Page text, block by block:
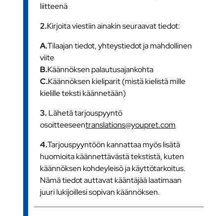
liitteenä
2.Kirjoita viestiin ainakin seuraavat tiedot:
A.Tilaajan tiedot, yhteystiedot ja mahdollinen
viite
B.Käännöksen palautusajankohta
C.Käännöksen kieliparit (mistä kielistä mille
kielille teksti käännetään)
3. Lähetä tarjouspyyntö
osoitteeseentranslations@youpret.com
4.Tarjouspyyntöön kannattaa myös lisätä
huomioita käännettävästä tekstistä, kuten
käännöksen kohdeyleisö ja käyttötarkoitus.
Nämä tiedot auttavat kääntäjää laatimaan
juuri lukijoillesi sopivan käännöksen.